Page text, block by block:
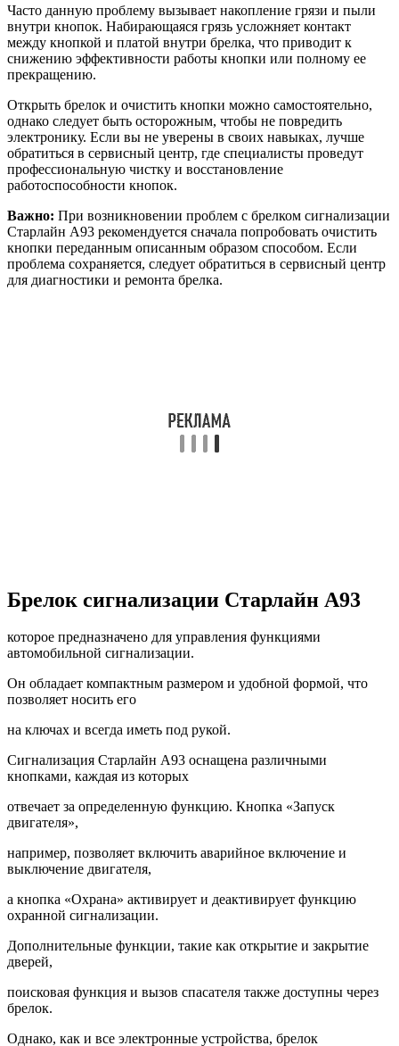
Часто данную проблему вызывает накопление грязи и пыли
внутри кнопок. Набирающаяся грязь усложняет контакт
между кнопкой и платой внутри брелка, что приводит к
снижению эффективности работы кнопки или полному ее
прекращению.
Открыть брелок и очистить кнопки можно самостоятельно,
однако следует быть осторожным, чтобы не повредить
электронику. Если вы не уверены в своих навыках, лучше
обратиться в сервисный центр, где специалисты проведут
профессиональную чистку и восстановление
работоспособности кнопок.
Важно: При возникновении проблем с брелком сигнализации
Старлайн А93 рекомендуется сначала попробовать очистить
кнопки переданным описанным образом способом. Если
проблема сохраняется, следует обратиться в сервисный центр
для диагностики и ремонта брелка.
Брелок сигнализации Старлайн А93
которое предназначено для управления функциями
автомобильной сигнализации.
Он обладает компактным размером и удобной формой, что
позволяет носить его
на ключах и всегда иметь под рукой.
Сигнализация Старлайн А93 оснащена различными
кнопками, каждая из которых
отвечает за определенную функцию. Кнопка «Запуск
двигателя»,
например, позволяет включить аварийное включение и
выключение двигателя,
а кнопка «Охрана» активирует и деактивирует функцию
охранной сигнализации.
Дополнительные функции, такие как открытие и закрытие
дверей,
поисковая функция и вызов спасателя также доступны через
брелок.
Однако, как и все электронные устройства, брелок